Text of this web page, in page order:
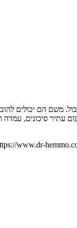
משם הם יכולים
עתיר סיכונים,
www.dr-